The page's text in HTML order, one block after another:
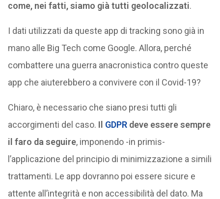
come, nei fatti, siamo già tutti geolocalizzati.
I dati utilizzati da queste app di tracking sono già in
mano alle Big Tech come Google. Allora, perché
combattere una guerra anacronistica contro queste
app che aiuterebbero a convivere con il Covid-19?
Chiaro, è necessario che siano presi tutti gli
accorgimenti del caso. Il GDPRdeve essere sempre
il faro da seguire, imponendo -in primis-
l’applicazione del principio di minimizzazione a simili
trattamenti. Le app dovranno poi essere sicure e
attente all’integrità e non accessibilità del dato. Ma